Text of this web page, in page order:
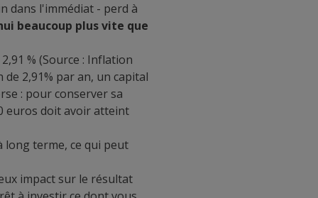
dans l'immédiat - perd à
beaucoup plus vite que
% (Source : Inflation
2,91% par an, un capital
: pour conserver sa
euros doit avoir atteint
long terme, ce qui peut
impact sur le résultat